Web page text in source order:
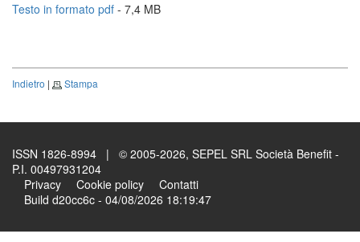
Testo in formato pdf - 7,4 MB
Indietro | Stampa
ISSN 1826-8994 | © 2005-2026, SEPEL SRL Società Benefit -
P.I. 00497931204
Privacy
Cookie policy
Contatti
Build d20cc6c - 04/08/2026 18:19:47